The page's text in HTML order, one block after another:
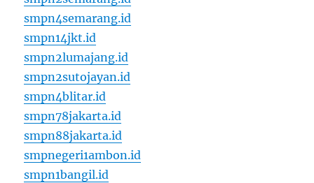
smpn4semarang.id
smpn14jkt.id
smpn2lumajang.id
smpn2sutojayan.id
smpn4blitar.id
smpn78jakarta.id
smpn88jakarta.id
smpnegeri1ambon.id
smpn1bangil.id